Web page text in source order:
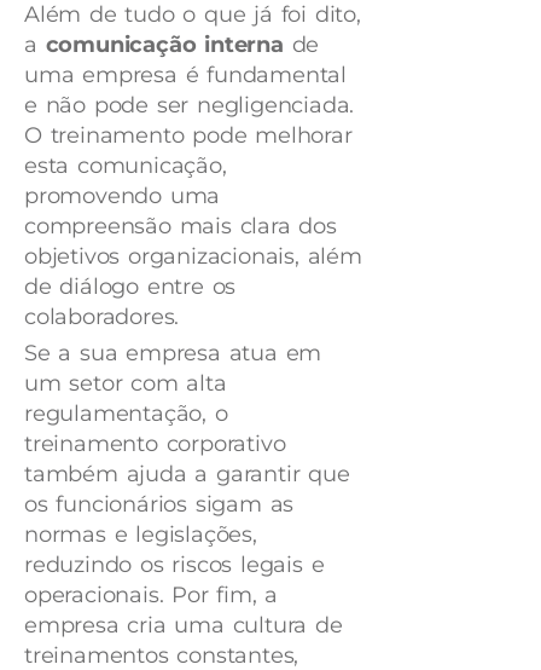
Além de tudo o que já foi dito,
a comunicação interna de
uma empresa é fundamental
e não pode ser negligenciada.
O treinamento pode melhorar
esta comunicação,
promovendo uma
compreensão mais clara dos
objetivos organizacionais, além
de diálogo entre os
colaboradores.
Se a sua empresa atua em
um setor com alta
regulamentação, o
treinamento corporativo
também ajuda a garantir que
os funcionários sigam as
normas e legislações,
reduzindo os riscos legais e
operacionais. Por fim, a
empresa cria uma cultura de
treinamentos constantes,